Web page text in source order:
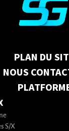
PLAN DU
NOUS
S/X